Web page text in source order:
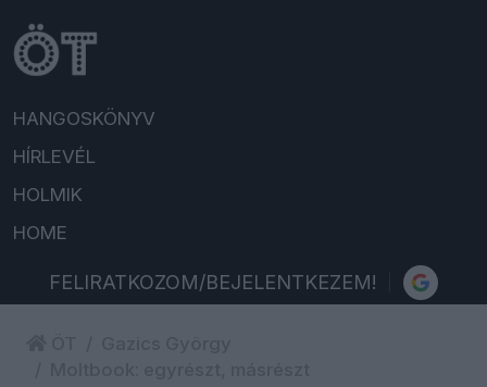
HANGOSKÖNYV
HÍRLEVÉL
HOLMIK
HOME
FELIRATKOZOM/BEJELENTKEZEM!